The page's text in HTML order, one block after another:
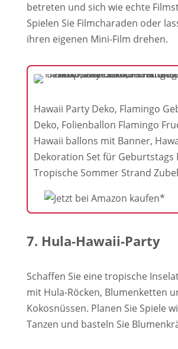
betreten und sich wie echte
Spielen Sie Filmcharaden oder
ihren eigenen Mini-Film drehen.
Hawaii Party Deko, Flamingo
Deko, Folienballon Flamingo
Hawaii ballons mit Banner,
Dekoration Set für Geburtstags
Tropische Sommer Strand
7. Hula-Hawaii-Party
Schaffen Sie eine tropische
mit Hula-Röcken, Blumenketten
Kokosnüssen. Planen Sie Spiele
Tanzen und basteln Sie